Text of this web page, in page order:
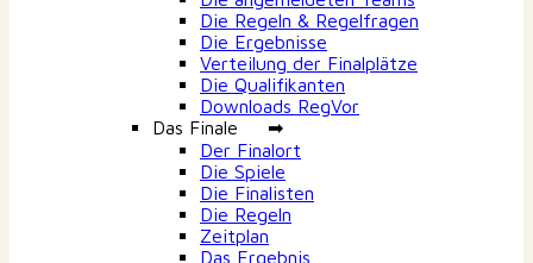
Die Regeln & Regelfragen
Die Ergebnisse
Verteilung der Finalplätze
Die Qualifikanten
Downloads RegVor
Das Finale ➡
Der Finalort
Die Spiele
Die Finalisten
Die Regeln
Zeitplan
Das Ergebnis